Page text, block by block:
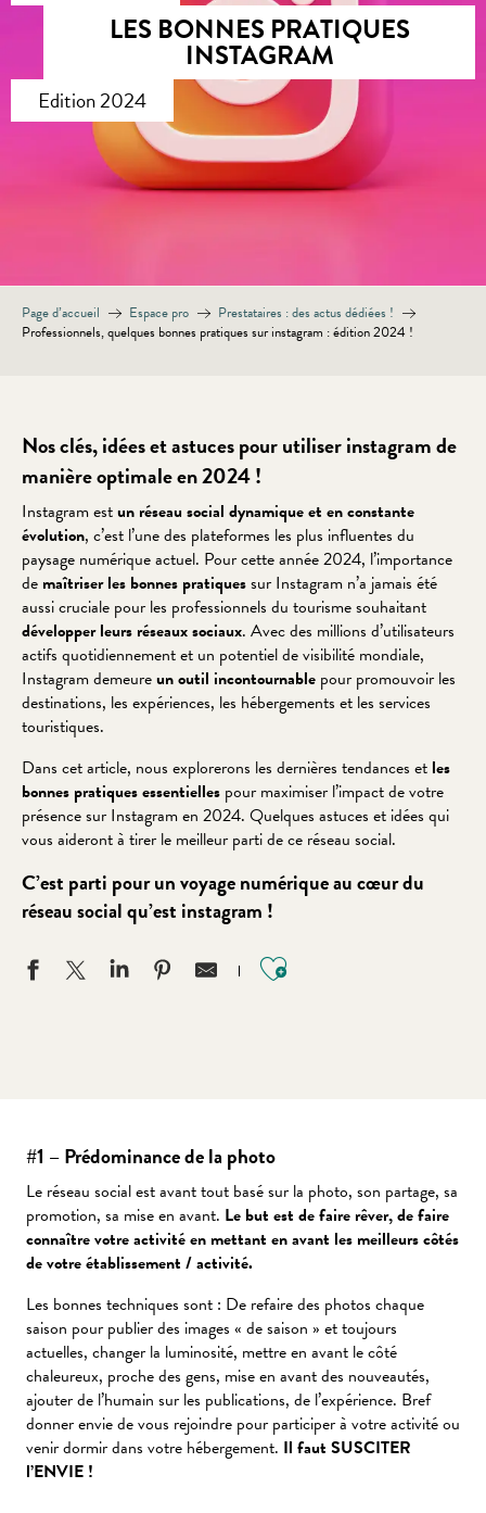
LES BONNES PRATIQUES
INSTAGRAM
Edition 2024
Page d’accueil Espace pro
Prestataires : des actus dédiées !
Professionnels, quelques bonnes pratiques sur instagram : édition 2024 !
Nos clés, idées et astuces pour utiliser instagram de
manière optimale en 2024 !
Instagram estun réseau social dynamique et en constante
évolution, c’est l’une des plateformes les plus influentes du
paysage numérique actuel. Pour cette année 2024, l’importance
de maîtriser les bonnes pratiquessur Instagram n’a jamais été
aussi cruciale pour les professionnels du tourisme souhaitant
développer leurs réseaux sociaux. Avec des millions d’utilisateurs
actifs quotidiennement et un potentiel de visibilité mondiale,
Instagram demeureun outil incontournable pour promouvoir les
destinations, les expériences, les hébergements et les services
touristiques.
Dans cet article, nous explorerons les dernières tendances et les
bonnes pratiques essentielles pour maximiser l’impact de votre
présence sur Instagram en 2024. Quelques astuces et idées qui
vous aideront à tirer le meilleur parti de ce réseau social.
C’est parti pour un voyage numérique au cœur du
réseau social qu’est instagram !
Ajouter aux
#1 – Prédominance de la photo
Le réseau social est avant tout basé sur la photo, son partage, sa
promotion, sa mise en avant. Le but est de faire rêver, de faire
connaître votre activité en mettant en avant les meilleurs côtés
de votre établissement / activité.
Les bonnes techniques sont : De refaire des photos chaque
saison pour publier des images « de saison » et toujours
actuelles, changer la luminosité, mettre en avant le côté
chaleureux, proche des gens, mise en avant des nouveautés,
ajouter de l’humain sur les publications, de l’expérience. Bref
donner envie de vous rejoindre pour participer à votre activité ou
venir dormir dans votre hébergement. Il faut SUSCITER
l’ENVIE !